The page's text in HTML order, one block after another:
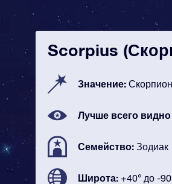
Scorpius
Значение: Скорпион
Лучше всего
Семейство: Зодиак
Широта: +40° до -